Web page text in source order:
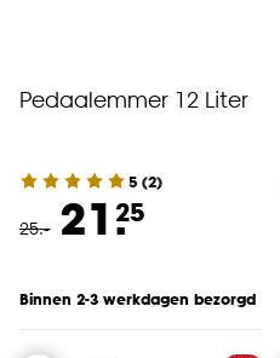
Pedaalemmer 12 Liter
5 (2)
25.- 21.25
Binnen 2-3 werkdagen bezorgd